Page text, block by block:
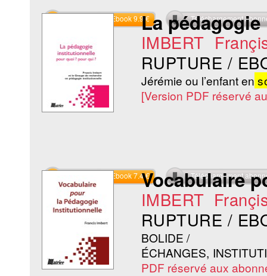
Commander l'Ebook 9.9 € Téléchargement
La
IMBERT
RUPTURE /
Jérémie ou l’enfant en
[Version PDF réservé
Commander l'Ebook 7.4 € Téléchargement
Vocabulaire
IMBERT
RUPTURE /
BOLIDE /
ÉCHANGES,
PDF réservé aux